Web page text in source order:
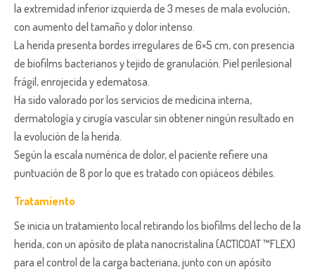
la extremidad inferior izquierda de 3 meses de mala evolución,
con aumento del tamaño y dolor intenso.
La herida presenta bordes irregulares de 6×5 cm, con presencia
de biofilms bacterianos y tejido de granulación. Piel perilesional
frágil, enrojecida y edematosa.
Ha sido valorado por los servicios de medicina interna,
dermatología y cirugía vascular sin obtener ningún resultado en
la evolución de la herida.
Según la escala numérica de dolor, el paciente refiere una
puntuación de 8 por lo que es tratado con opiáceos débiles.
Tratamiento
Se inicia un tratamiento local retirando los biofilms del lecho de la
herida, con un apósito de plata nanocristalina (ACTICOAT ™FLEX)
para el control de la carga bacteriana, junto con un apósito